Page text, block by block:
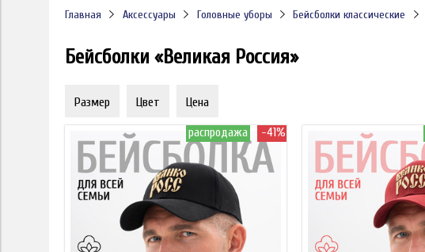
Главная Аксессуары Головные уборы Бейсболки классические
Бейсболки «Великая Россия»
Размер Цвет Цена
распродажа -41%